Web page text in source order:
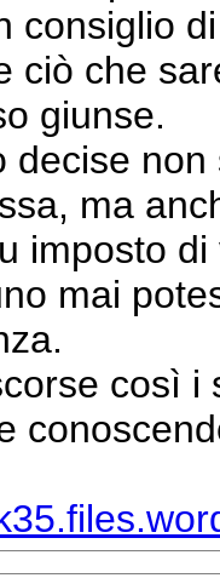
consiglio
ciò che
giunse.
decise
ma
imposto
mai
così i